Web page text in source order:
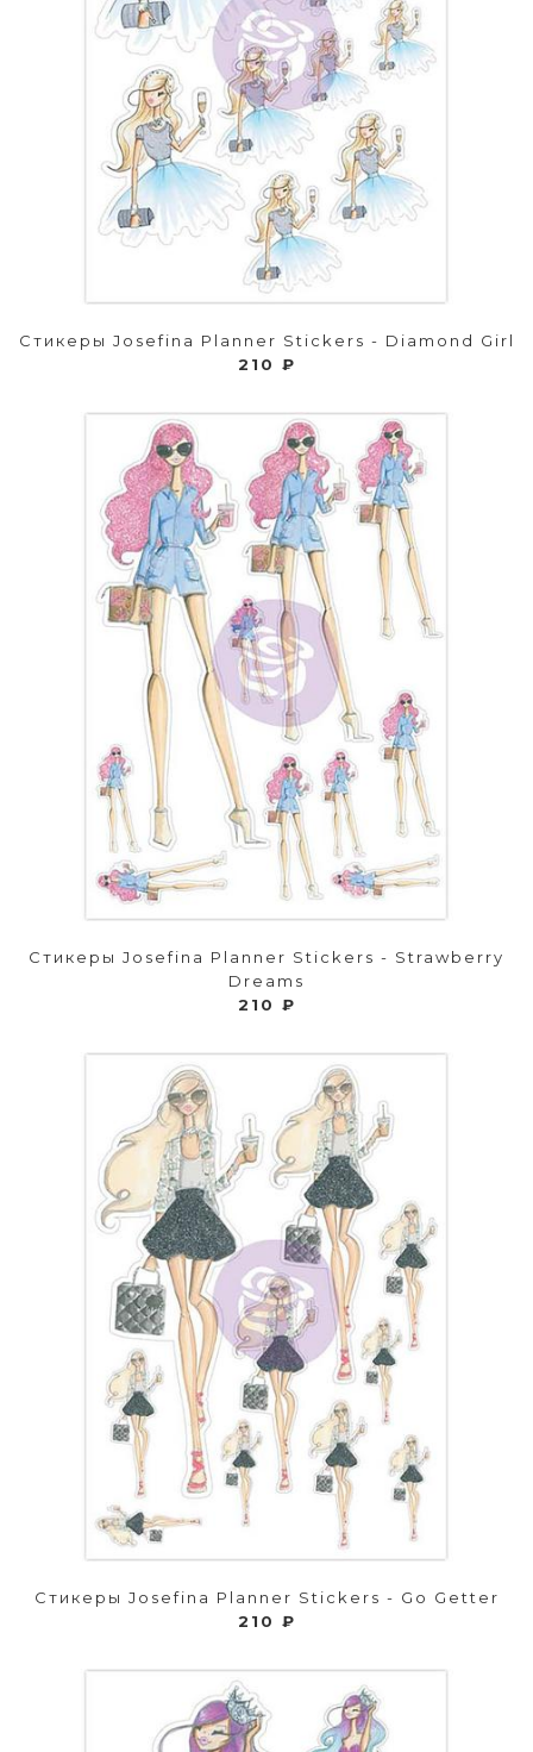
Стикеры Josefina Planner Stickers - Diamond Girl
210 ₽
Стикеры Josefina Planner Stickers - Strawberry
Dreams
210 ₽
Стикеры Josefina Planner Stickers - Go Getter
210 ₽